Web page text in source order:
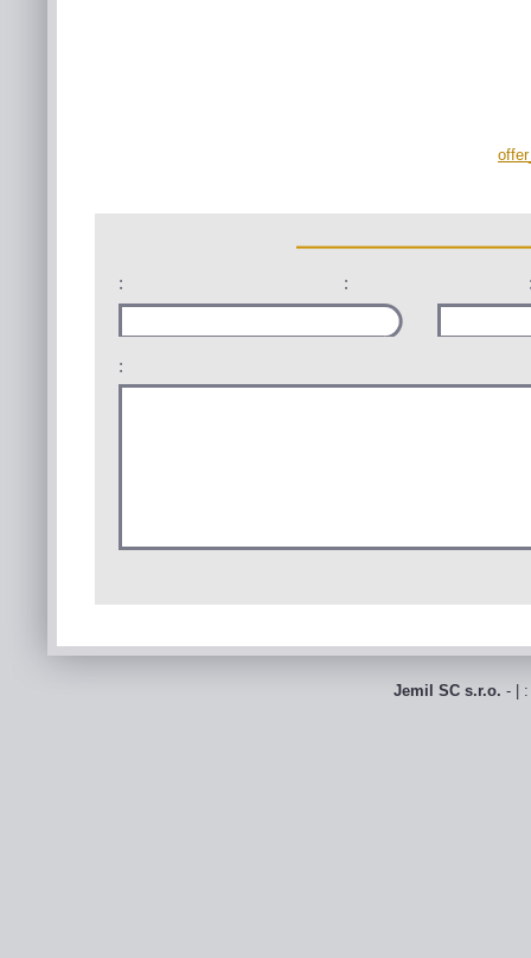
: :
:
Jemil SC s.r.o. - |